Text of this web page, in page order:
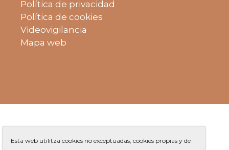
Política de privacidad
Política de cookies
Videovigilancia
Mapa web
Esta web utilitza cookies no exceptuadas, cookies propias y de